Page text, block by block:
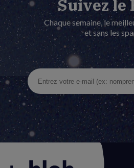
Suivez le
Chaque semaine, le
et sans les